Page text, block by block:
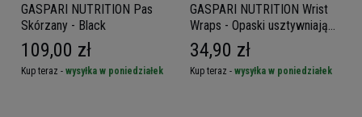
GASPARI NUTRITION Pas
Skórzany - Black
109,00 zł
Kup teraz - wysyłka w poniedziałek
GASPARI NUTRITION Wrist
Wraps - Opaski usztywniające
na nadgarstki
34,90 zł
Kup teraz - wysyłka w poniedziałek